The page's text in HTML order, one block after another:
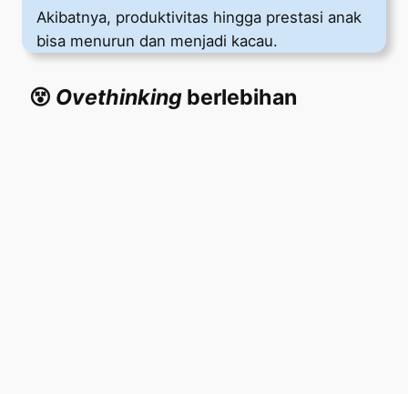
Akibatnya, produktivitas hingga prestasi anak
bisa menurun dan menjadi kacau.
😵 Ovethinking berlebihan